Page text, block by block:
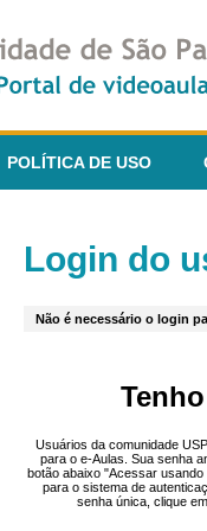
POLÍTICA DE USO
Login do
Não é necessário o login
Usuários da comunidade
para o e-Aulas. Sua senha
botão abaixo "Acessar
para o sistema de
senha única, clique